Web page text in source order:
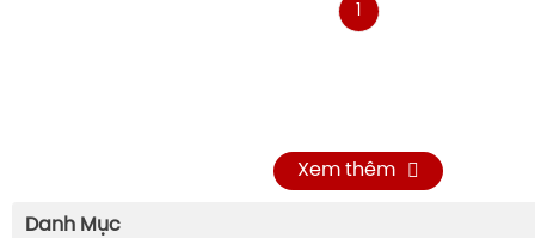
Xem thêm
Danh Mục